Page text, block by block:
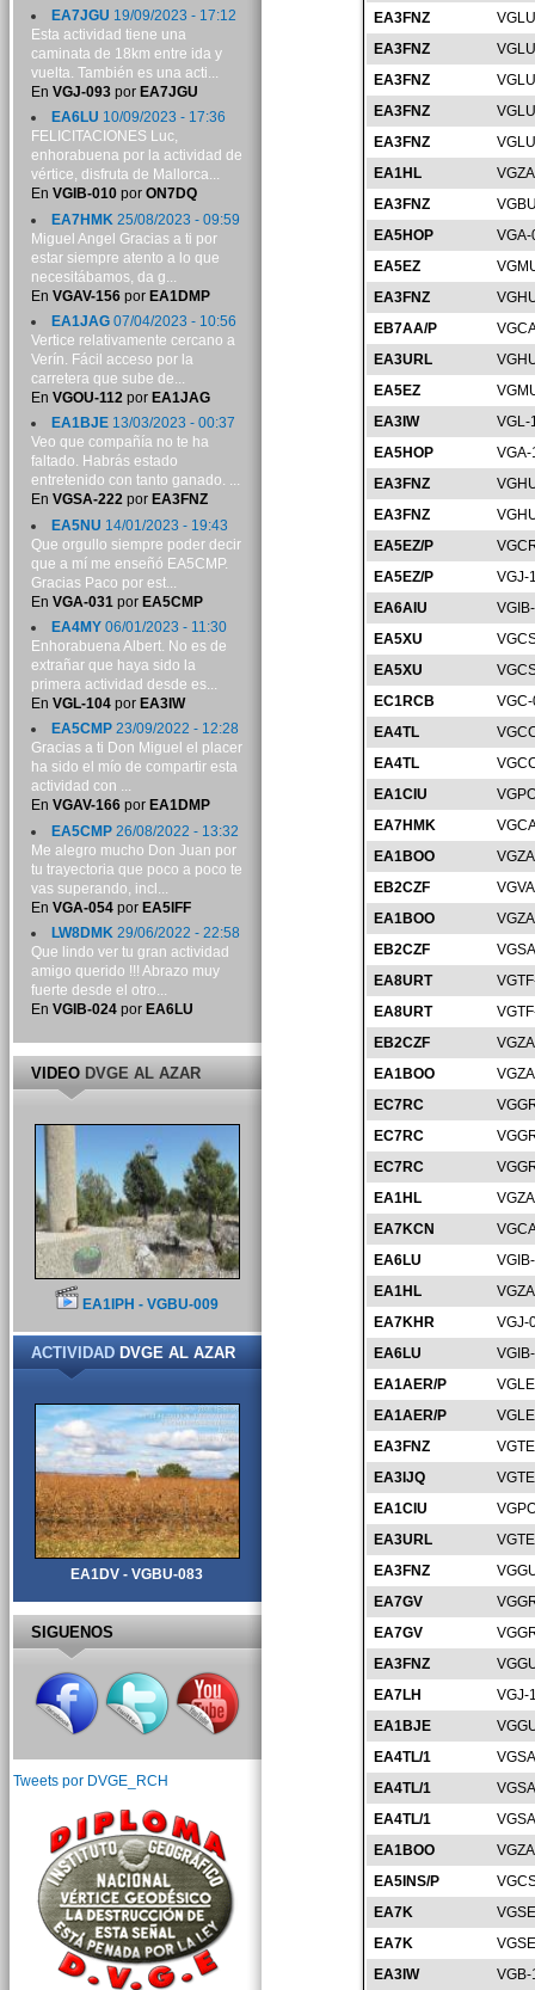
EA3FNZ
EA3FNZ
EA3FNZ
EA3FNZ
EA3FNZ
EA1HL
EA3FNZ
EA5HOP
EA5EZ
EA3FNZ
EB7AA/P
EA3URL
EA5EZ
EA3IW
VGL-
EA5HOP
EA3FNZ
EA3FNZ
EA5EZ/P
EA5EZ/P
VGJ-
EA6AIU
EA5XU
EA5XU
EC1RCB
EA4TL
EA4TL
EA1CIU
EA7HMK
EA1BOO
EB2CZF
EA1BOO
EB2CZF
EA8URT
EA8URT
EB2CZF
EA1BOO
EC7RC
EC7RC
EC7RC
EA1HL
EA7KCN
EA6LU
EA1HL
EA7KHR
VGJ-
EA6LU
EA1AER/P
EA1AER/P
EA3FNZ
EA3IJQ
EA1CIU
EA3URL
EA3FNZ
EA7GV
EA7GV
EA3FNZ
EA7LH
VGJ-
EA1BJE
EA4TL/1
EA4TL/1
EA4TL/1
EA1BOO
EA5INS/P
EA7K
EA7K
EA3IW
EA7JGU 19/09/2023 - 17:12
Esta actividad tiene una
caminata de 18km entre ida y
vuelta. También es una acti...
En VGJ-093por EA7JGU
EA6LU 10/09/2023 - 17:36
FELICITACIONES Luc,
enhorabuena por la actividad de
vértice, disfruta de Mallorca...
En VGIB-010por ON7DQ
EA7HMK 25/08/2023 - 09:59
Miguel Angel Gracias a ti por
estar siempre atento a lo que
necesitábamos, da g...
En VGAV-156por EA1DMP
EA1JAG07/04/2023 - 10:56
Vertice relativamente cercano a
Verín. Fácil acceso por la
carretera que sube de...
En VGOU-112por EA1JAG
EA1BJE13/03/2023 - 00:37
Veo que compañía no te ha
faltado. Habrás estado
entretenido con tanto ganado. ...
En VGSA-222por EA3FNZ
EA5NU 14/01/2023 - 19:43
Que orgullo siempre poder decir
que a mí me enseñó EA5CMP.
Gracias Paco por est...
En VGA-031 por EA5CMP
EA4MY06/01/2023 - 11:30
Enhorabuena Albert. No es de
extrañar que haya sido la
primera actividad desde es...
En VGL-104por EA3IW
EA5CMP23/09/2022 - 12:28
Gracias a ti Don Miguel el placer
ha sido el mío de compartir esta
actividad con ...
En VGAV-166por EA1DMP
EA5CMP26/08/2022 - 13:32
Me alegro mucho Don Juan por
tu trayectoria que poco a poco te
vas superando, incl...
En VGA-054por EA5IFF
LW8DMK29/06/2022 - 22:58
Que lindo ver tu gran actividad
amigo querido !!! Abrazo muy
fuerte desde el otro...
En VGIB-024por EA6LU
VIDEODVGE AL AZAR
EA1IPH - VGBU-009
ACTIVIDADDVGE AL AZAR
EA1DV - VGBU-083
SIGUENOS
Tweets por DVGE_RCH